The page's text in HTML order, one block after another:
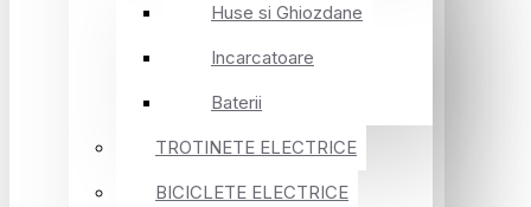
Huse si Ghiozdane
Incarcatoare
Baterii
TROTINETE ELECTRICE
BICICLETE ELECTRICE